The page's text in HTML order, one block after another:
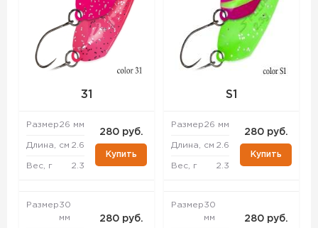
31
Размер26 мм
Длина, см 2.6
Вес, г 2.3
280 руб.
Купить
Размер30
мм
280 руб.
S1
Размер26 мм
Длина, см 2.6
Вес, г 2.3
280 руб.
Купить
Размер30
мм
280 руб.